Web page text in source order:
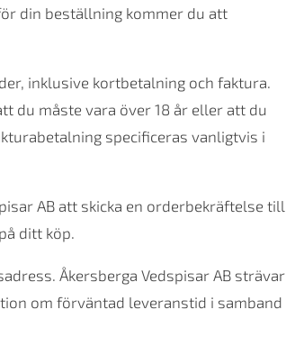
din beställning kommer du att
inklusive kortbetalning och faktura.
du måste vara över 18 år eller att du
specificeras vanligtvis i
AB att skicka en orderbekräftelse till
ditt köp.
Åkersberga Vedspisar AB strävar
om förväntad leveranstid i samband